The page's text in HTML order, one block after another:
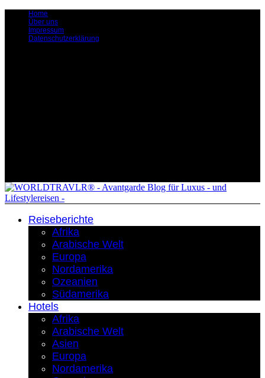
Home
Über uns
Impressum
Datenschutzerklärung
Reiseberichte
Afrika
Arabische Welt
Europa
Nordamerika
Ozeanien
Südamerika
Hotels
Afrika
Arabische Welt
Asien
Europa
Nordamerika